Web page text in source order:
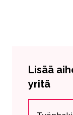
Lisää
yritä